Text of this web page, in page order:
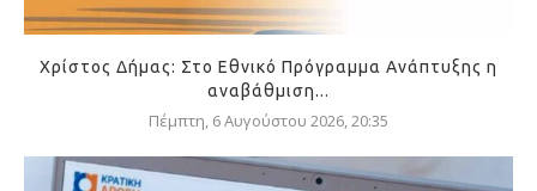
Χρίστος Δήμας: Στο Εθνικό Πρόγραμμα Ανάπτυξης η
αναβάθμιση...
Πέμπτη, 6 Αυγούστου 2026, 20:35